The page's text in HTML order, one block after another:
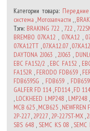
Категории товара:
система ,Мотозапчасти , ,
Тэги: BRAKING 722 , 722 ,
BREMBO 07KA12 , 07KA12 ,
07KA12TT ,07.KA12.07,
DAYTONA 2J063 ,2J063 ,
EBC FA152/2 , EBC FA152 ,
FA152R , FERODO FDB659,
FDB659SG , FDB659 ,
GALFER FD 114,FD114,FD
, LOCKHEED LMP248, LMP248 ,
MCB 625 ,MCB625 ,NEWFREN
2P-227,2P227,2P-227ST-MX,
SBS 648, SEMC KS 08 , SEMC